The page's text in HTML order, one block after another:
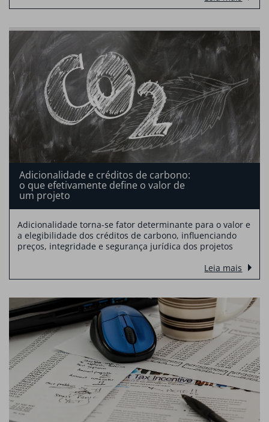
Adicionalidade e créditos de carbono:
o que efetivamente define o valor de
um projeto
Adicionalidade torna-se fator determinante para o valor e
a elegibilidade dos créditos de carbono, influenciando
preços, integridade e segurança jurídica dos projetos
Leia mais